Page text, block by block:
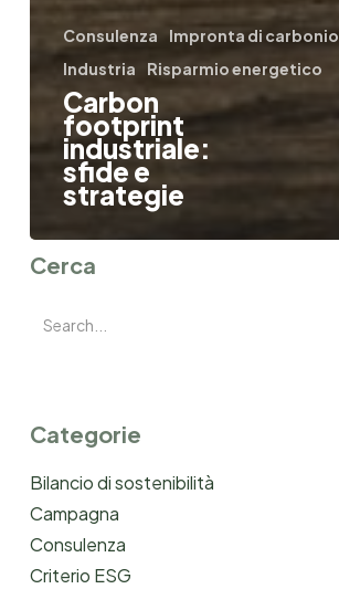
Consulenza
Impronta di carbonio
Industria
Risparmio energetico
Carbon
footprint
industriale:
sfide e
strategie
Cerca
Categorie
Bilancio di sostenibilità
Campagna
Consulenza
Criterio ESG